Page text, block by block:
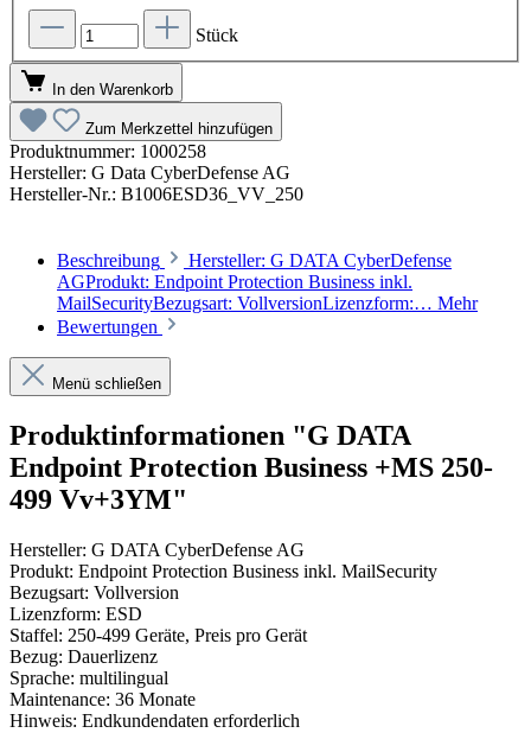
Stück
In den Warenkorb
Zum Merkzettel hinzufügen
Produktnummer: 1000258
Hersteller: G Data CyberDefense AG
Hersteller-Nr.: B1006ESD36_VV_250
Beschreibung
Hersteller: G DATA CyberDefense
AGProdukt: Endpoint Protection Business inkl.
MailSecurityBezugsart: VollversionLizenzform:… Mehr
Bewertungen
Menü schließen
Produktinformationen "G DATA
Endpoint Protection Business +MS 250-
499 Vv+3YM"
Hersteller: G DATA CyberDefense AG
Produkt: Endpoint Protection Business inkl. MailSecurity
Bezugsart: Vollversion
Lizenzform: ESD
Staffel: 250-499 Geräte, Preis pro Gerät
Bezug: Dauerlizenz
Sprache: multilingual
Maintenance: 36 Monate
Hinweis: Endkundendaten erforderlich